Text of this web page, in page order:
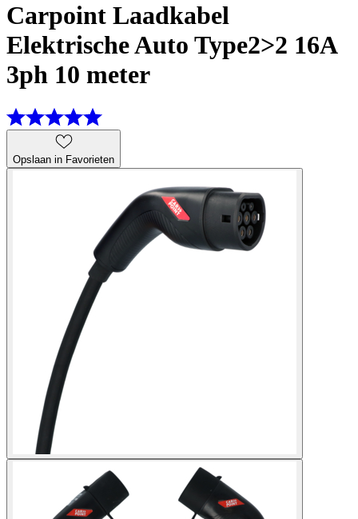
Carpoint Laadkabel
Elektrische Auto Type2>2 16A
3ph 10 meter
Opslaan in Favorieten